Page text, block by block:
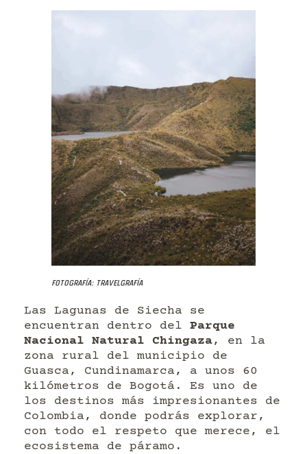
Fotografía: Travelgrafía
Las Lagunas de Siecha se
encuentran dentro del Parque
Nacional Natural Chingaza, en la
zona rural del municipio de
Guasca, Cundinamarca, a unos 60
kilómetros de Bogotá. Es uno de
los destinos más impresionantes de
Colombia, donde podrás explorar,
con todo el respeto que merece, el
ecosistema de páramo.